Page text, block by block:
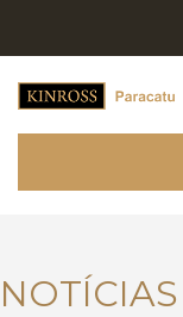
NOTÍCIAS